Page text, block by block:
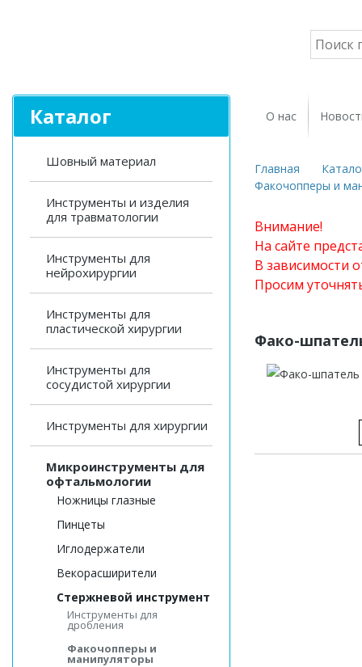
Каталог
Шовный материал
Инструменты и изделия
для травматологии
Инструменты для
нейрохирургии
Инструменты для
пластической хирургии
Инструменты для
сосудистой хирургии
Инструменты для хирургии
Микроинструменты для
офтальмологии
Ножницы глазные
Пинцеты
Иглодержатели
Векорасширители
Стержневой инструмент
Инструменты для
дробления
Факочопперы и
манипуляторы
О нас
Главная
Факочопперы и
Внимание!
На сайте
В зависимости
Просим
Фако-